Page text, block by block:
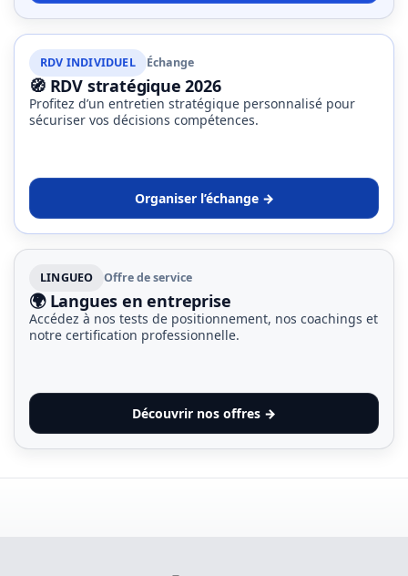
RDV INDIVIDUEL Échange
🧭 RDV stratégique 2026
Profitez d’un entretien stratégique personnalisé pour
sécuriser vos décisions compétences.
Organiser l’échange →
LINGUEO Offre de service
🌍 Langues en entreprise
Accédez à nos tests de positionnement, nos coachings et
notre certification professionnelle.
Découvrir nos offres →